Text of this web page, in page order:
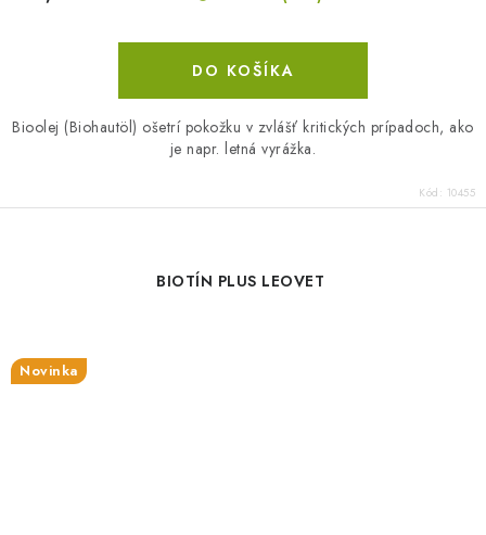
DO KOŠÍKA
Bioolej (Biohautöl) ošetrí pokožku v zvlášť kritických prípadoch, ako
je napr. letná vyrážka.
Kód: 10455
BIOTÍN PLUS LEOVET
Novinka